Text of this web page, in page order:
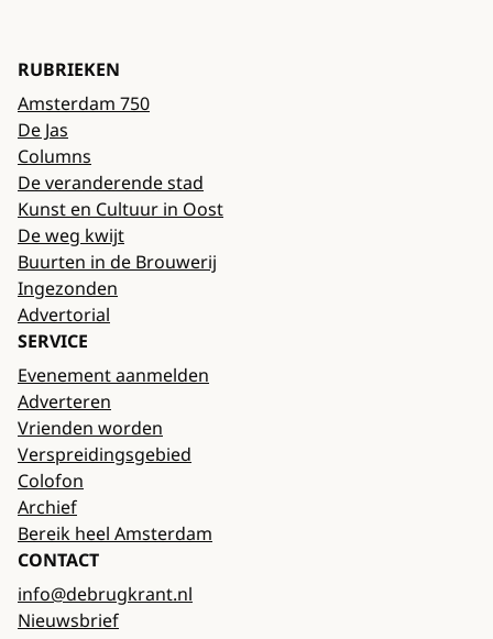
RUBRIEKEN
Amsterdam 750
De Jas
Columns
De veranderende stad
Kunst en Cultuur in Oost
De weg kwijt
Buurten in de Brouwerij
Ingezonden
Advertorial
SERVICE
Evenement aanmelden
Adverteren
Vrienden worden
Verspreidingsgebied
Colofon
Archief
Bereik heel Amsterdam
CONTACT
info@debrugkrant.nl
Nieuwsbrief